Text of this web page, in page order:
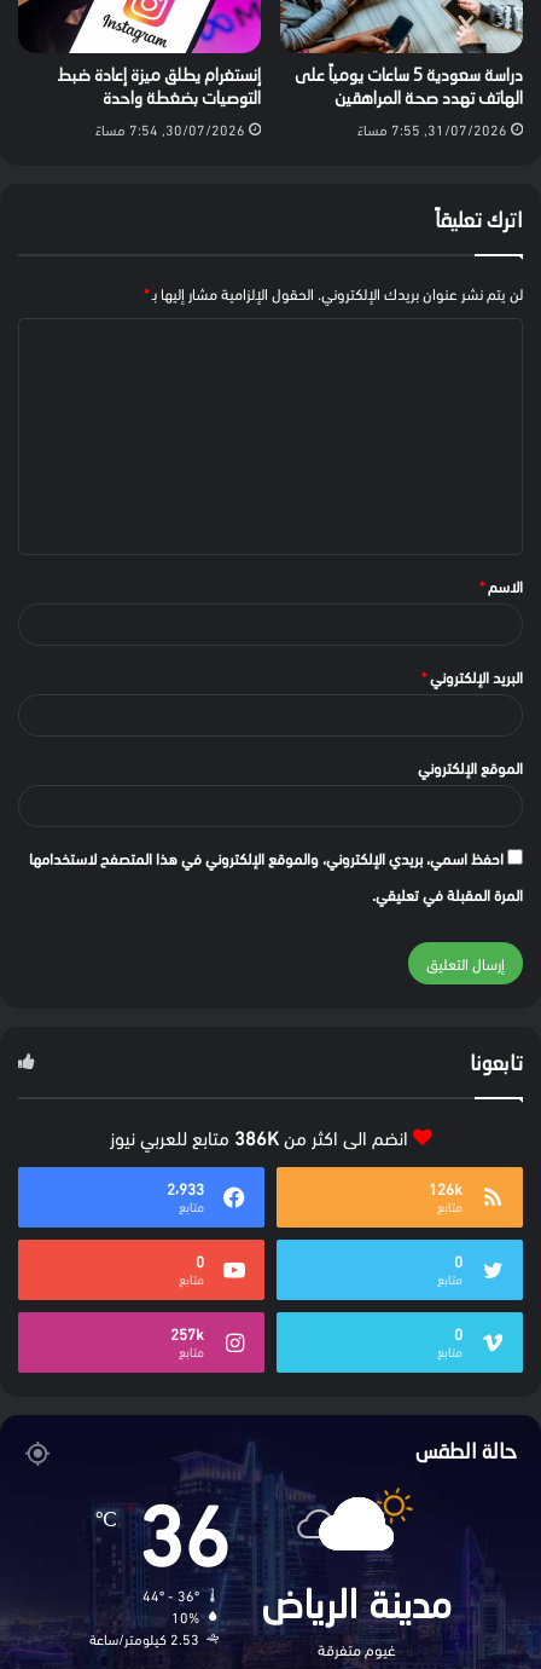
دراسة سعودية 5 ساعات يومياً على
الهاتف تهدد صحة المراهقين
31/07/2026, 7:55 مساءً
إنستغرام يطلق ميزة إعادة ضبط
التوصيات بضغطة واحدة
30/07/2026, 7:54 مساءً
اترك تعليقاً
لن يتم نشر عنوان بريدك الإلكتروني. الحقول الإلزامية مشار إليها بـ*
الاسم*
البريد الإلكتروني*
الموقع الإلكتروني
احفظ اسمي، بريدي الإلكتروني، والموقع الإلكتروني في هذا المتصفح لاستخدامها
المرة المقبلة في تعليقي.
تابعونا
انضم الى اكثر من386K متابع للعربي نيوز
126k
متابع
2٬933
متابع
0
متابع
0
متابع
0
متابع
257k
متابع
حالة الطقس
مدينة الرياض
غيوم متفرقة
36
℃
44º - 36º
10%
2.53 كيلومتر/ساعة